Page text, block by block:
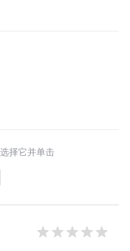
择它并单击